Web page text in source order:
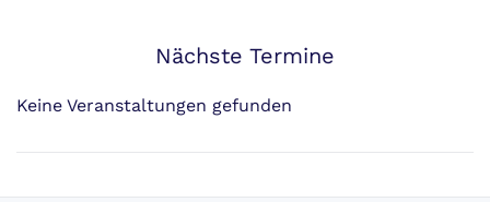
Nächste Termine
Keine Veranstaltungen gefunden